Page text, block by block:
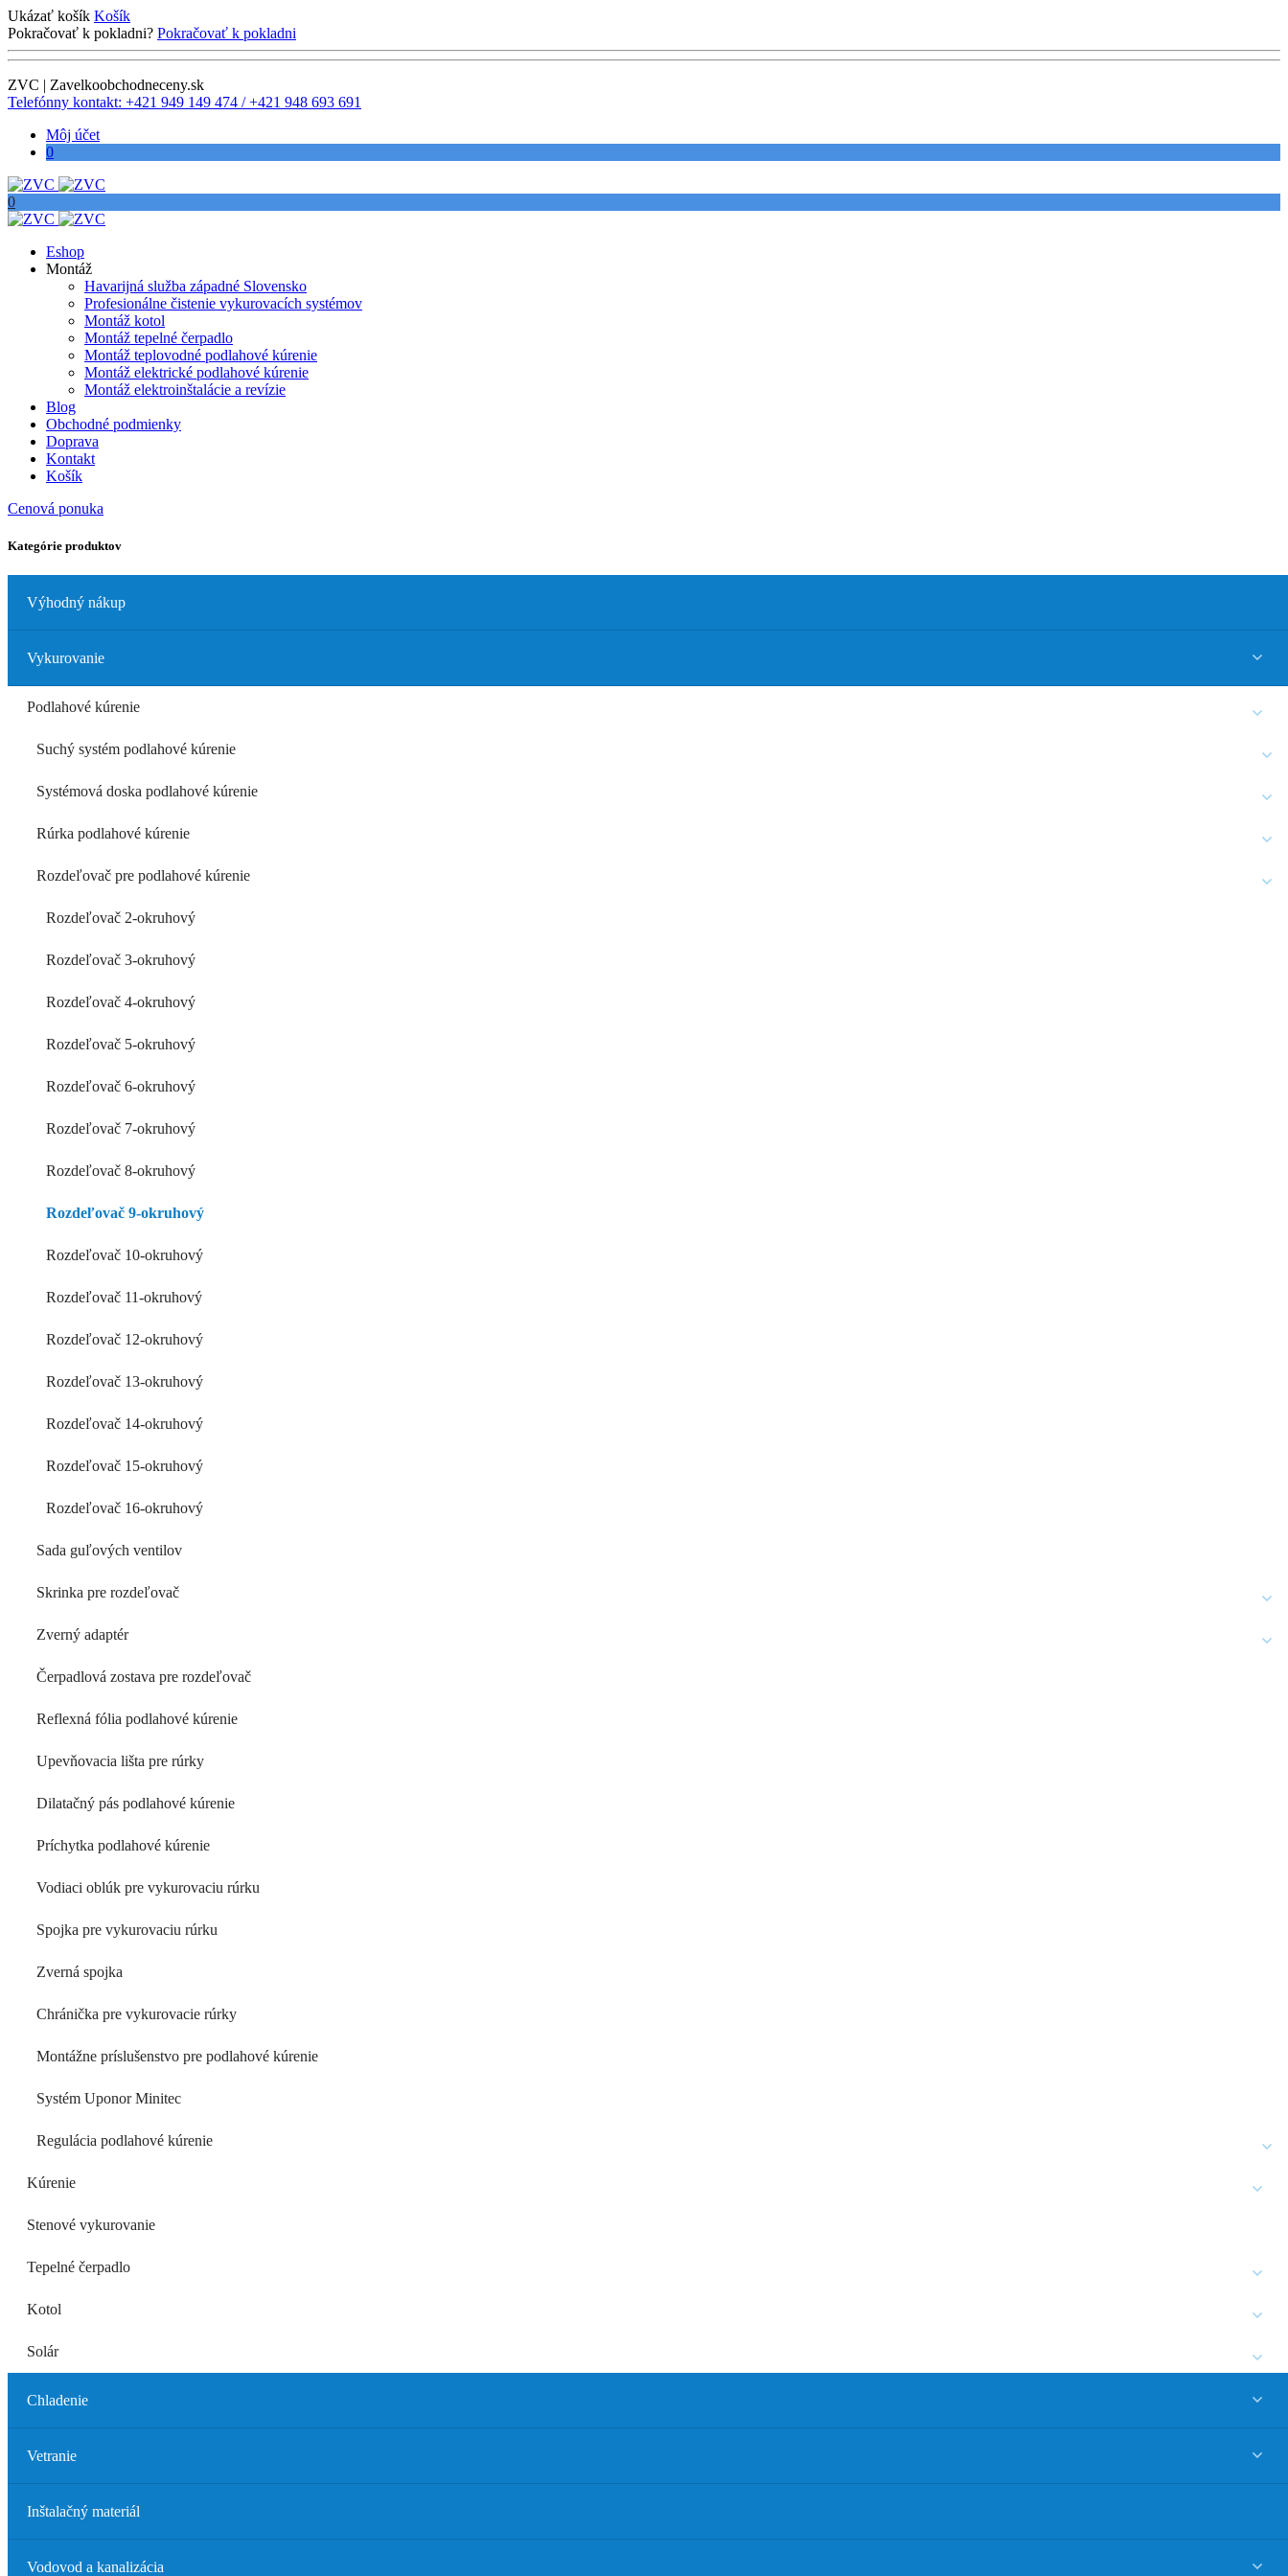
Ukázať košík Košík
Pokračovať k pokladni? Pokračovať k pokladni
ZVC | Zavelkoobchodneceny.sk
Telefónny kontakt: +421 949 149 474 / +421 948 693 691
Môj účet
0
0
Eshop
Montáž
Havarijná služba západné Slovensko
Profesionálne čistenie vykurovacích systémov
Montáž kotol
Montáž tepelné čerpadlo
Montáž teplovodné podlahové kúrenie
Montáž elektrické podlahové kúrenie
Montáž elektroinštalácie a revízie
Blog
Obchodné podmienky
Doprava
Kontakt
Košík
Cenová ponuka
Kategórie produktov
Výhodný nákup
Vykurovanie
Podlahové kúrenie
Suchý systém podlahové kúrenie
Systémová doska podlahové kúrenie
Rúrka podlahové kúrenie
Rozdeľovač pre podlahové kúrenie
Rozdeľovač 2-okruhový
Rozdeľovač 3-okruhový
Rozdeľovač 4-okruhový
Rozdeľovač 5-okruhový
Rozdeľovač 6-okruhový
Rozdeľovač 7-okruhový
Rozdeľovač 8-okruhový
Rozdeľovač 9-okruhový
Rozdeľovač 10-okruhový
Rozdeľovač 11-okruhový
Rozdeľovač 12-okruhový
Rozdeľovač 13-okruhový
Rozdeľovač 14-okruhový
Rozdeľovač 15-okruhový
Rozdeľovač 16-okruhový
Sada guľových ventilov
Skrinka pre rozdeľovač
Zverný adaptér
Čerpadlová zostava pre rozdeľovač
Reflexná fólia podlahové kúrenie
Upevňovacia lišta pre rúrky
Dilatačný pás podlahové kúrenie
Príchytka podlahové kúrenie
Vodiaci oblúk pre vykurovaciu rúrku
Spojka pre vykurovaciu rúrku
Zverná spojka
Chránička pre vykurovacie rúrky
Montážne príslušenstvo pre podlahové kúrenie
Systém Uponor Minitec
Regulácia podlahové kúrenie
Kúrenie
Stenové vykurovanie
Tepelné čerpadlo
Kotol
Solár
Chladenie
Vetranie
Inštalačný materiál
Vodovod a kanalizácia